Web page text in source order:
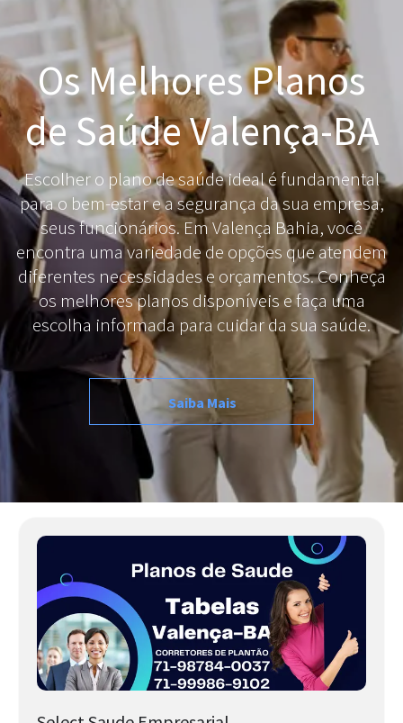
Modalidade Compulsoria
CNPJ LTDA 03 a
Validade
06/2026
Os Melhores Planos
de Saúde Valença-BA
Escolher o plano de saúde ideal é fundamental
para o bem-estar e a segurança da sua empresa,
seus funcionários. Em Valença Bahia, você
encontra uma variedade de opções que atendem
diferentes necessidades e orçamentos. Conheça
os melhores planos disponíveis e faça uma
escolha informada para cuidar da sua saúde.
Saiba Mais